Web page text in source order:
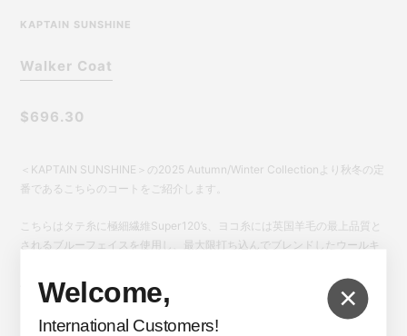
×
Welcome,
International Customers!
KAPTAIN SUNSHINE
Walker Coat
$696.30
＜KAPTAIN SUNSHINE＞の2025 Autumn/Winter Collectionより秋冬の定
番であるこちらのコートをご紹介します。
こちらはタテ糸に極細繊維Super120’s、ヨコ糸には英国羊毛の最上品質と
されるブルーフェイスを使用し、最大限打ち込んでブレンドしたウールキ
ハリ感はユニフォーム然とした表情ですが、独特な光沢感や美しいドレー
プがエレガントな佇まいの一着です。